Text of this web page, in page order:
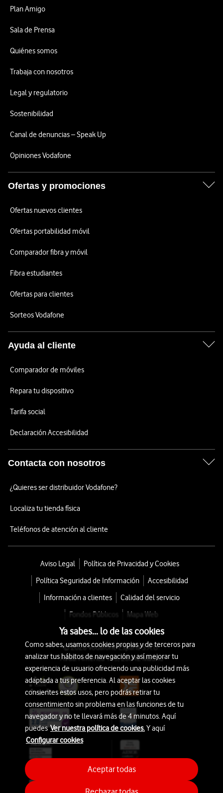
Plan Amigo
Sala de Prensa
Quiénes somos
Trabaja con nosotros
Legal y regulatorio
Sostenibilidad
Canal de denuncias – Speak Up
Opiniones Vodafone
Ofertas y promociones
Ofertas nuevos clientes
Ofertas portabilidad móvil
Comparador fibra y móvil
Fibra estudiantes
Ofertas para clientes
Sorteos Vodafone
Ayuda al cliente
Comparador de móviles
Repara tu dispositivo
Tarifa social
Declaración Accesibilidad
Contacta con nosotros
¿Quieres ser distribuidor Vodafone?
Localiza tu tienda física
Teléfonos de atención al cliente
Aviso Legal
Política de Privacidad y Cookies
Política Seguridad de Información
Accesibilidad
Información a clientes
Calidad del servicio
Fondos Públicos
Mapa Web
© 2026 Vodafone España S.A.U.
Avda. América 115, 28042 Madrid
Ya sabes... lo de las cookies
Como sabes, usamos cookies propias y de terceros para
analizar tus hábitos de navegación y así mejorar tu
experiencia de usuario ofreciendo una publicidad más
adaptada a tus preferencia. Al aceptar las cookies
consientes estos usos, pero podrás retirar tu
consentimiento sin problema en las funciones de tu
navegador y no te llevará más de 4 minutos. Aquí
puedesVer nuestra política de cookies.Y aquí
Configurar cookies
Aceptar todas